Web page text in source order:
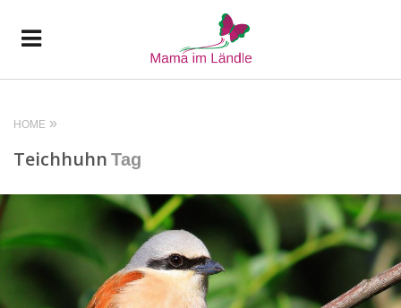
HOME
Teichhuhn Tag